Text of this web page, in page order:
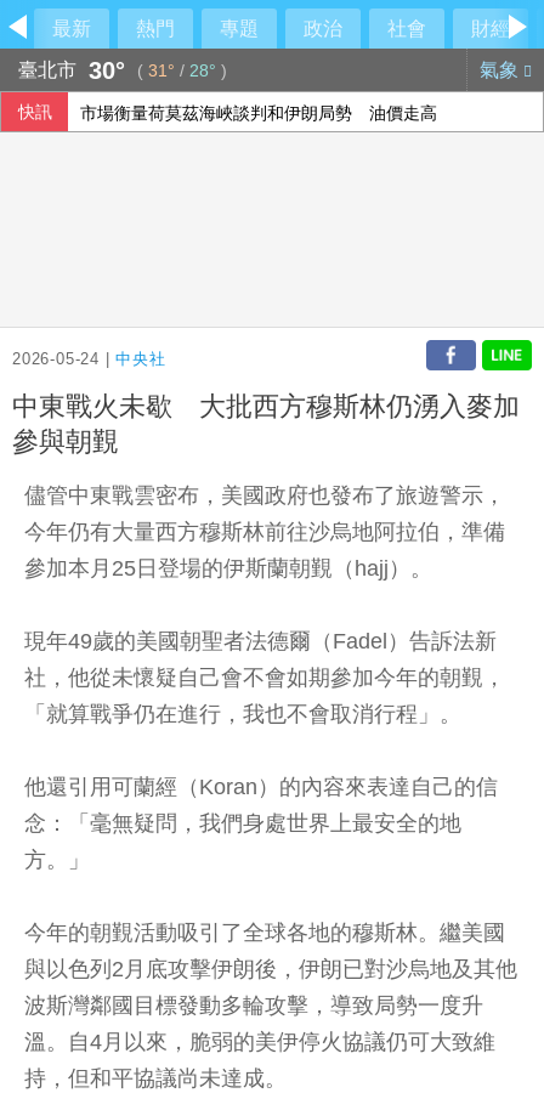
最新 熱門 專題 政治 社會
財經
臺北市 30° ( 31° / 28° ) 氣象
快訊 市場衡量荷莫茲海峽談判和伊朗局勢 油價走高
2026-05-24 |中央社
中東戰火未歇 大批西方穆斯林仍湧入麥加
參與朝覲
儘管中東戰雲密布，美國政府也發布了旅遊警示，
今年仍有大量西方穆斯林前往沙烏地阿拉伯，準備
參加本月25日登場的伊斯蘭朝覲（hajj）。
現年49歲的美國朝聖者法德爾（Fadel）告訴法新
社，他從未懷疑自己會不會如期參加今年的朝覲，
「就算戰爭仍在進行，我也不會取消行程」。
他還引用可蘭經（Koran）的內容來表達自己的信
念：「毫無疑問，我們身處世界上最安全的地
方。」
今年的朝覲活動吸引了全球各地的穆斯林。繼美國
與以色列2月底攻擊伊朗後，伊朗已對沙烏地及其他
波斯灣鄰國目標發動多輪攻擊，導致局勢一度升
溫。自4月以來，脆弱的美伊停火協議仍可大致維
持，但和平協議尚未達成。